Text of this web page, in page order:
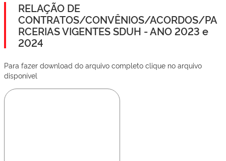
RELAÇÃO DE
CONTRATOS/CONVÊNIOS/ACORDOS/PA
RCERIAS VIGENTES SDUH - ANO 2023 e
2024
Para fazer download do arquivo completo clique no arquivo
disponível